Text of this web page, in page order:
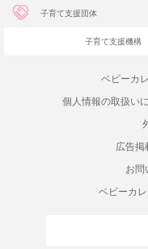
子育て支援団体
子育て支援機構
ベビーカ
個人情報の取扱い
広告掲
お問
ベビーカ